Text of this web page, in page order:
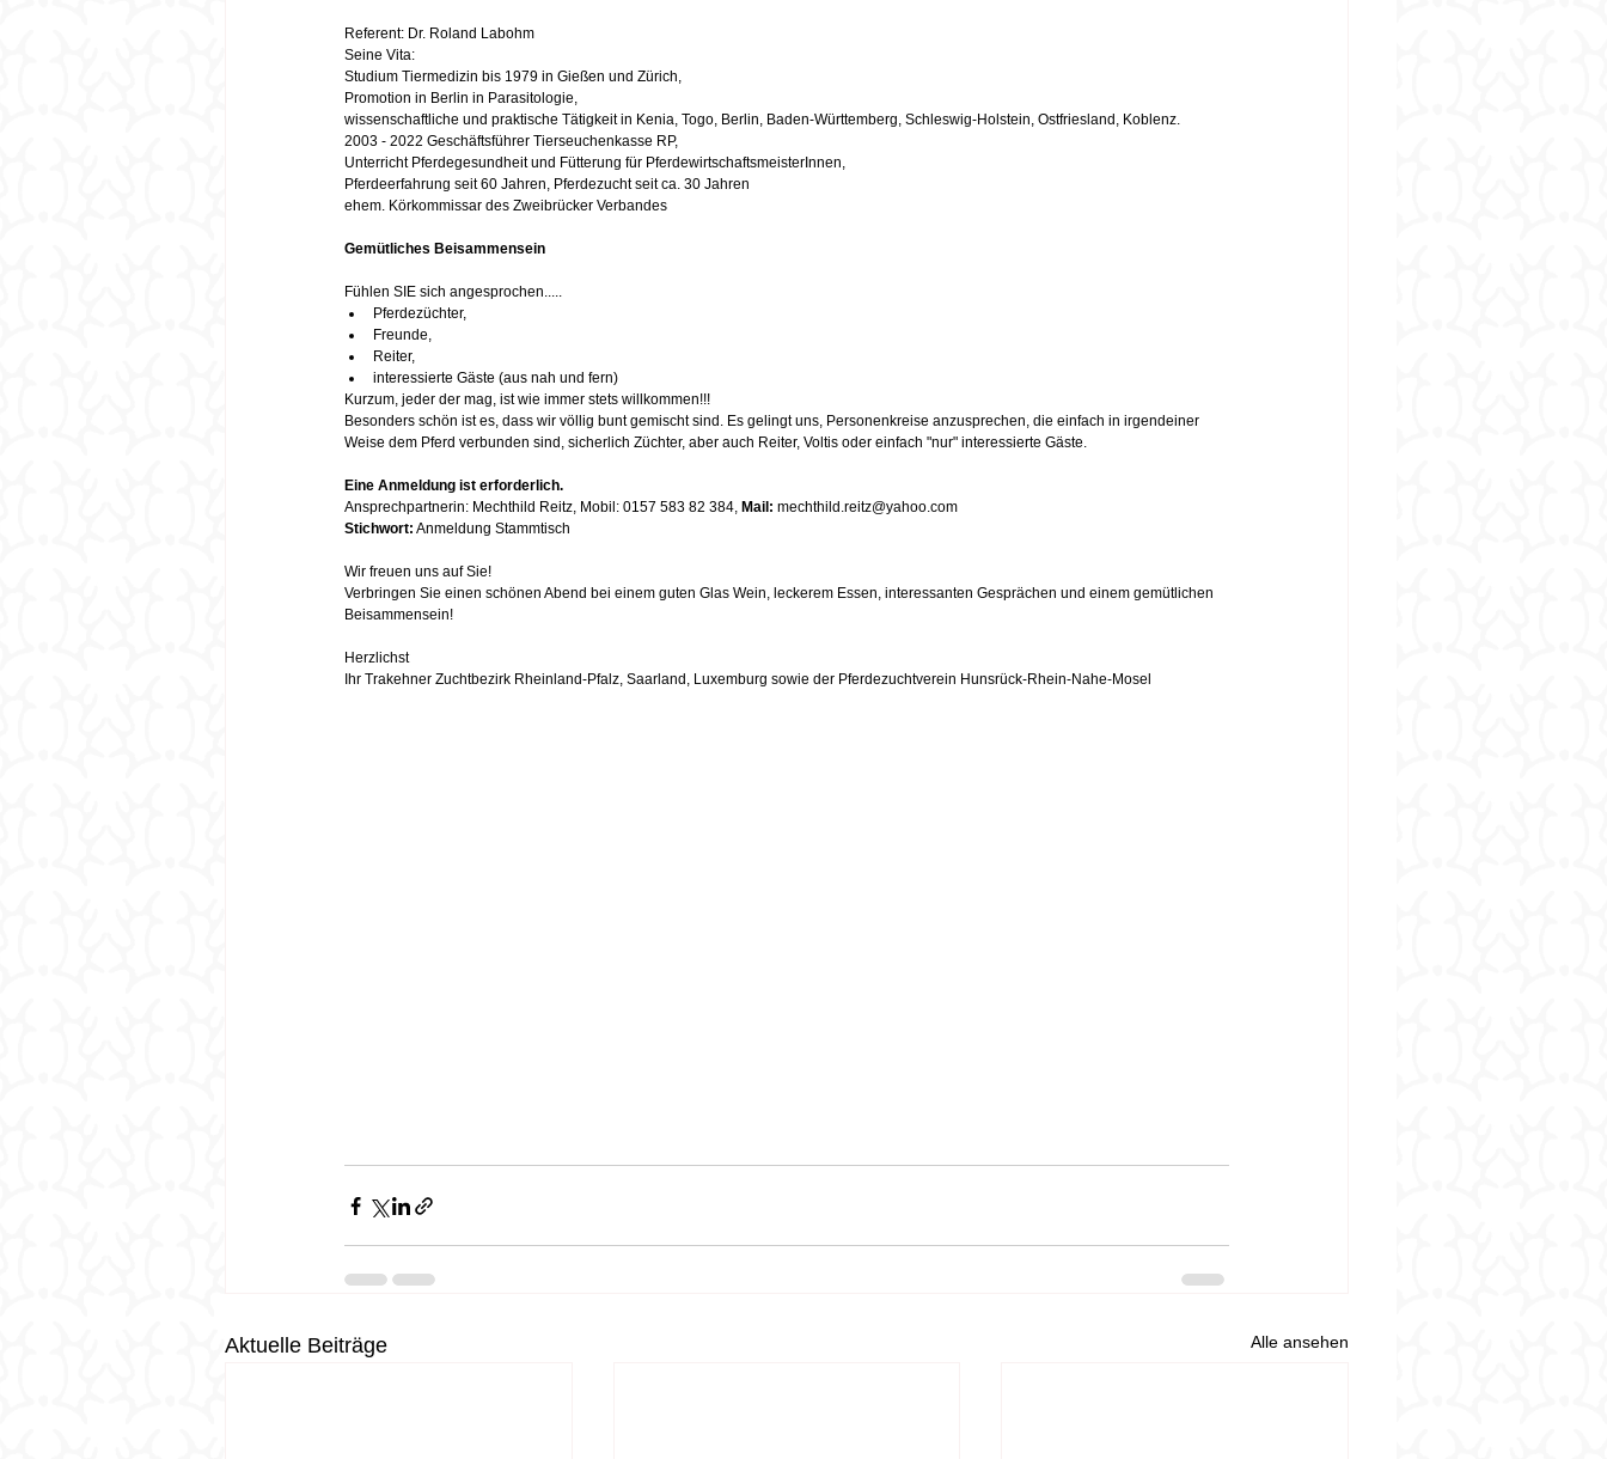
Referent: Dr. Roland Labohm
Seine Vita:
Studium Tiermedizin bis 1979 in Gießen und Zürich,
Promotion in Berlin in Parasitologie,
wissenschaftliche und praktische Tätigkeit in Kenia, Togo, Berlin, Baden-Württemberg, Schleswig-Holstein, Ostfriesland, Koblenz.
2003 - 2022 Geschäftsführer Tierseuchenkasse RP,
Unterricht Pferdegesundheit und Fütterung für PferdewirtschaftsmeisterInnen,
Pferdeerfahrung seit 60 Jahren, Pferdezucht seit ca. 30 Jahren
ehem. Körkommissar des Zweibrücker Verbandes
Gemütliches Beisammensein
Fühlen SIE sich angesprochen.....
Pferdezüchter,
Freunde,
Reiter,
interessierte Gäste (aus nah und fern)
Kurzum, jeder der mag, ist wie immer stets willkommen!!!
Besonders schön ist es, dass wir völlig bunt gemischt sind. Es gelingt uns, Personenkreise anzusprechen, die einfach in irgendeiner
Weise dem Pferd verbunden sind, sicherlich Züchter, aber auch Reiter, Voltis oder einfach "nur" interessierte Gäste.
Eine Anmeldung ist erforderlich.
Ansprechpartnerin: Mechthild Reitz, Mobil: 0157 583 82 384, Mail: mechthild.reitz@yahoo.com
Stichwort: Anmeldung Stammtisch
Wir freuen uns auf Sie!
Verbringen Sie einen schönen Abend bei einem guten Glas Wein, leckerem Essen, interessanten Gesprächen und einem gemütlichen
Beisammensein!
Herzlichst
Ihr Trakehner Zuchtbezirk Rheinland-Pfalz, Saarland, Luxemburg sowie der Pferdezuchtverein Hunsrück-Rhein-Nahe-Mosel
Aktuelle Beiträge Alle ansehen